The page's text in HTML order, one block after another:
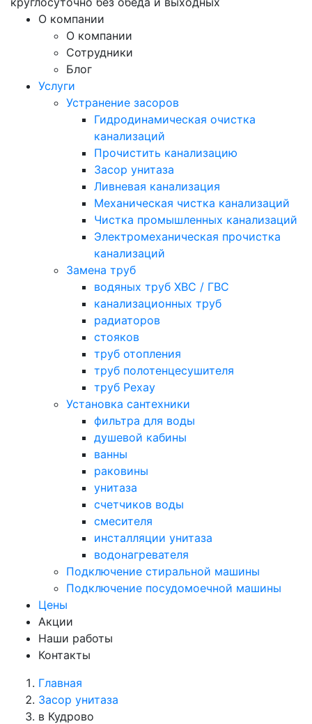
О компании
О компании
Сотрудники
Блог
Услуги
Устранение засоров
Гидродинамическая очистка
канализаций
Прочистить канализацию
Засор унитаза
Ливневая канализация
Механическая чистка канализаций
Чистка промышленных канализаций
Электромеханическая прочистка
канализаций
Замена труб
водяных труб ХВС / ГВС
канализационных труб
радиаторов
стояков
труб отопления
труб полотенцесушителя
труб Рехау
Установка сантехники
фильтра для воды
душевой кабины
ванны
раковины
унитаза
счетчиков воды
смесителя
инсталляции унитаза
водонагревателя
Подключение стиральной машины
Подключение посудомоечной машины
Цены
Акции
Наши работы
Контакты
Главная
Засор унитаза
в Кудрово